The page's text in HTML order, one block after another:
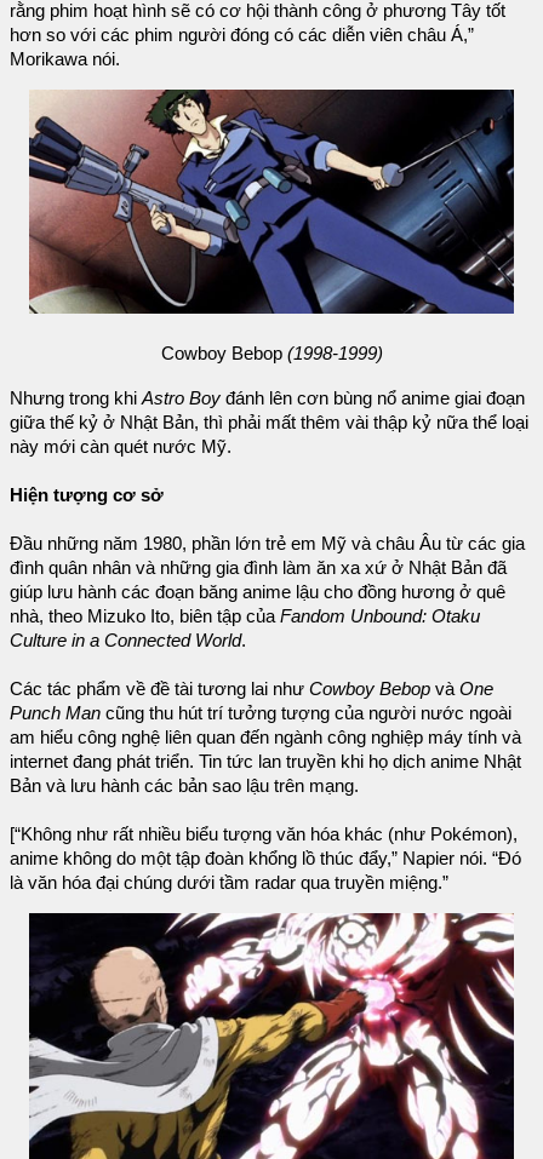
rằng phim hoạt hình sẽ có cơ hội thành công ở phương Tây tốt
hơn so với các phim người đóng có các diễn viên châu Á,”
Morikawa nói.
Cowboy Bebop (1998-1999)
Nhưng trong khi Astro Boy đánh lên cơn bùng nổ anime giai đoạn
giữa thế kỷ ở Nhật Bản, thì phải mất thêm vài thập kỷ nữa thể loại
này mới càn quét nước Mỹ.
Hiện tượng cơ sở
Đầu những năm 1980, phần lớn trẻ em Mỹ và châu Âu từ các gia
đình quân nhân và những gia đình làm ăn xa xứ ở Nhật Bản đã
giúp lưu hành các đoạn băng anime lậu cho đồng hương ở quê
nhà, theo Mizuko Ito, biên tập của Fandom Unbound: Otaku
Culture in a Connected World.
Các tác phẩm về đề tài tương lai như Cowboy Bebop và One
Punch Man cũng thu hút trí tưởng tượng của người nước ngoài
am hiểu công nghệ liên quan đến ngành công nghiệp máy tính và
internet đang phát triển. Tin tức lan truyền khi họ dịch anime Nhật
Bản và lưu hành các bản sao lậu trên mạng.
[“Không như rất nhiều biểu tượng văn hóa khác (như Pokémon),
anime không do một tập đoàn khổng lồ thúc đẩy,” Napier nói. “Đó
là văn hóa đại chúng dưới tầm radar qua truyền miệng.”